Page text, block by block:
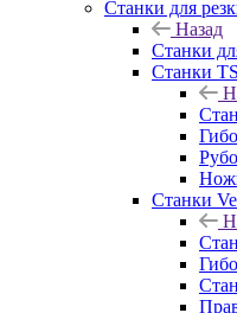
Станки для
Назад
Станки
Станки
Станки